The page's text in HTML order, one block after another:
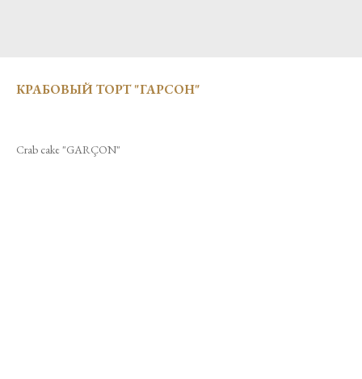
КРАБОВЫЙ ТОРТ "ГАРСОН"
Crab cake "GARÇON"